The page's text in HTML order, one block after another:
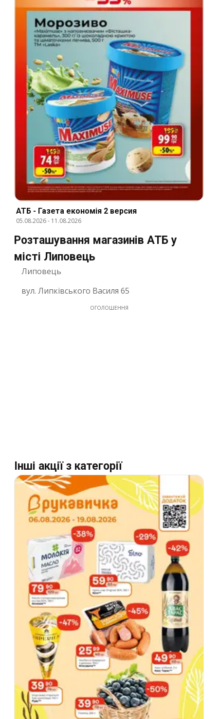
АТБ - Газета економія 2 версия
05.08.2026- 11.08.2026
Розташування магазинів АТБ у
місті Липовець
Липовець
вул. Липківського Василя 65
ОГОЛОШЕННЯ
Інші акції з категорії